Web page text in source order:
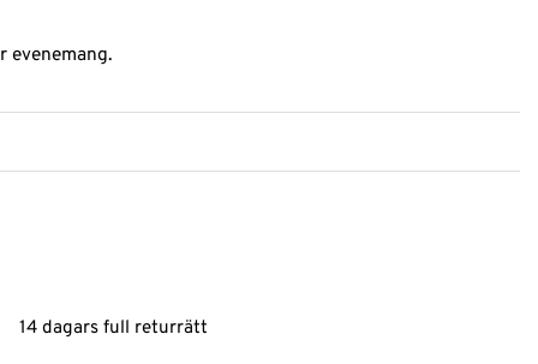
evenemang.
14 dagars full returrätt